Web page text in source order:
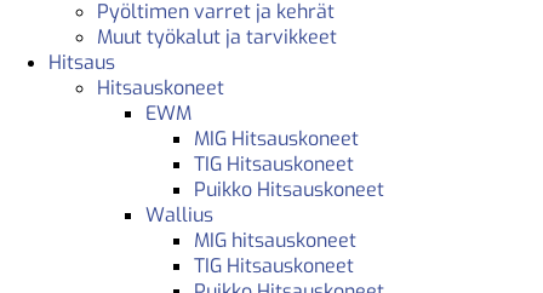
Pyöltimen varret ja kehrät
Muut työkalut ja tarvikkeet
Hitsaus
Hitsauskoneet
EWM
MIG Hitsauskoneet
TIG Hitsauskoneet
Puikko Hitsauskoneet
Wallius
MIG hitsauskoneet
TIG Hitsauskoneet